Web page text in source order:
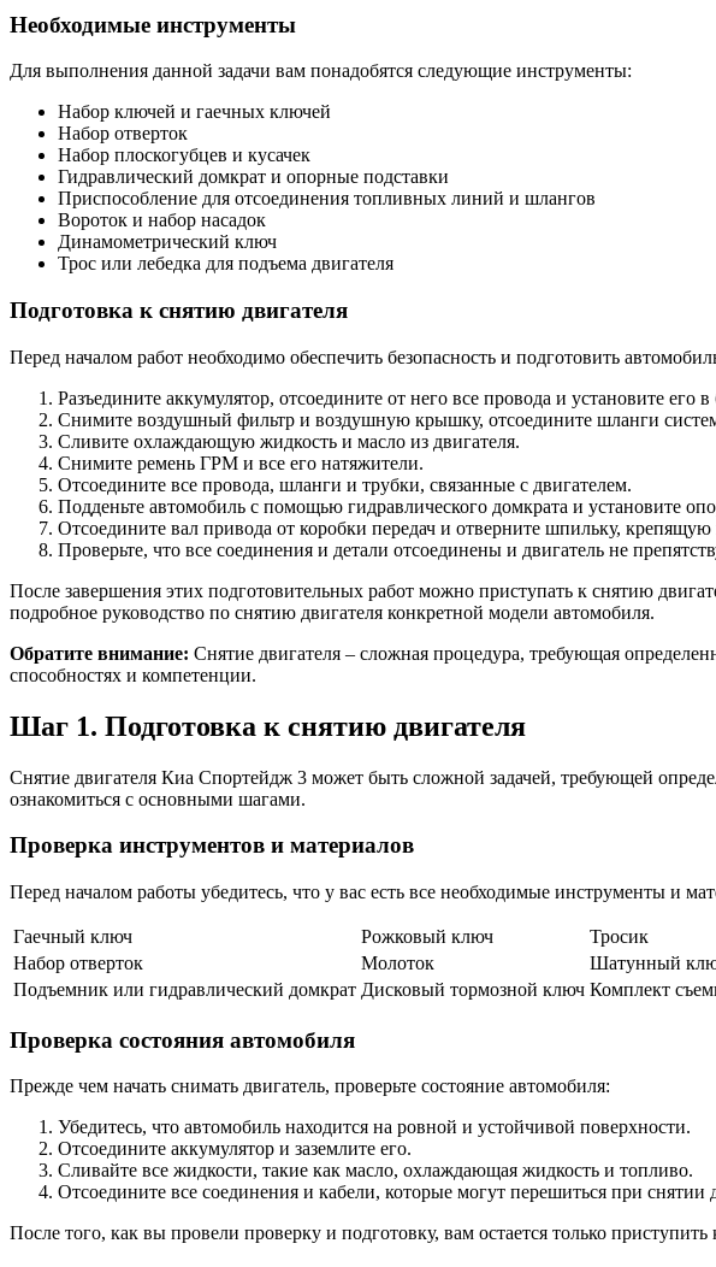
Необходимые инструменты
Для выполнения данной задачи вам понадобятся следующие инструменты:
Набор ключей и гаечных ключей
Набор отверток
Набор плоскогубцев и кусачек
Гидравлический домкрат и опорные подставки
Приспособление для отсоединения топливных линий и шлангов
Вороток и набор насадок
Динамометрический ключ
Трос или лебедка для подъема двигателя
Подготовка к снятию двигателя
Перед началом работ необходимо обеспечить безопасность и подготовить
Разъедините аккумулятор, отсоедините от него все провода и установите его в
Снимите воздушный фильтр и воздушную крышку, отсоедините шланги
Сливите охлаждающую жидкость и масло из двигателя.
Снимите ремень ГРМ и все его натяжители.
Отсоедините все провода, шланги и трубки, связанные с двигателем.
Подденьте автомобиль с помощью гидравлического домкрата и установите
Отсоедините вал привода от коробки передач и отверните шпильку,
Проверьте, что все соединения и детали отсоединены и двигатель не
После завершения этих подготовительных работ можно приступать к снятию
подробное руководство по снятию двигателя конкретной модели автомобиля.
Обратите внимание: Снятие двигателя – сложная процедура, требующая
способностях и компетенции.
Шаг 1. Подготовка к снятию двигателя
Снятие двигателя Киа Спортейдж 3 может быть сложной задачей, требующей
ознакомиться с основными шагами.
Проверка инструментов и материалов
Перед началом работы убедитесь, что у вас есть все необходимые инструменты и
Гаечный ключ Рожковый ключ
Тросик
Набор отверток
Молоток
Шатунный
Подъемник или гидравлический домкрат Дисковый тормозной ключ Комплект
Проверка состояния автомобиля
Прежде чем начать снимать двигатель, проверьте состояние автомобиля:
Убедитесь, что автомобиль находится на ровной и устойчивой поверхности.
Отсоедините аккумулятор и заземлите его.
Сливайте все жидкости, такие как масло, охлаждающая жидкость и топливо.
Отсоедините все соединения и кабели, которые могут перешиться при снятии
После того, как вы провели проверку и подготовку, вам остается только